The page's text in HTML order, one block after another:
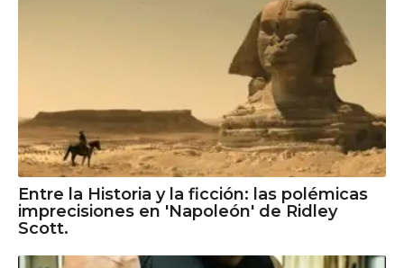
Entre la Historia y la ficción: las polémicas
imprecisiones en 'Napoleón' de Ridley
Scott.